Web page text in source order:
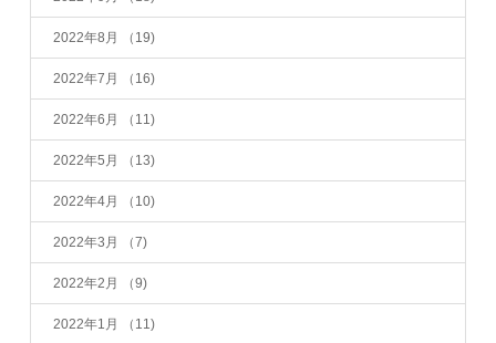
2022年8月 （19)
2022年7月 （16)
2022年6月 （11)
2022年5月 （13)
2022年4月 （10)
2022年3月 （7)
2022年2月 （9)
2022年1月 （11)